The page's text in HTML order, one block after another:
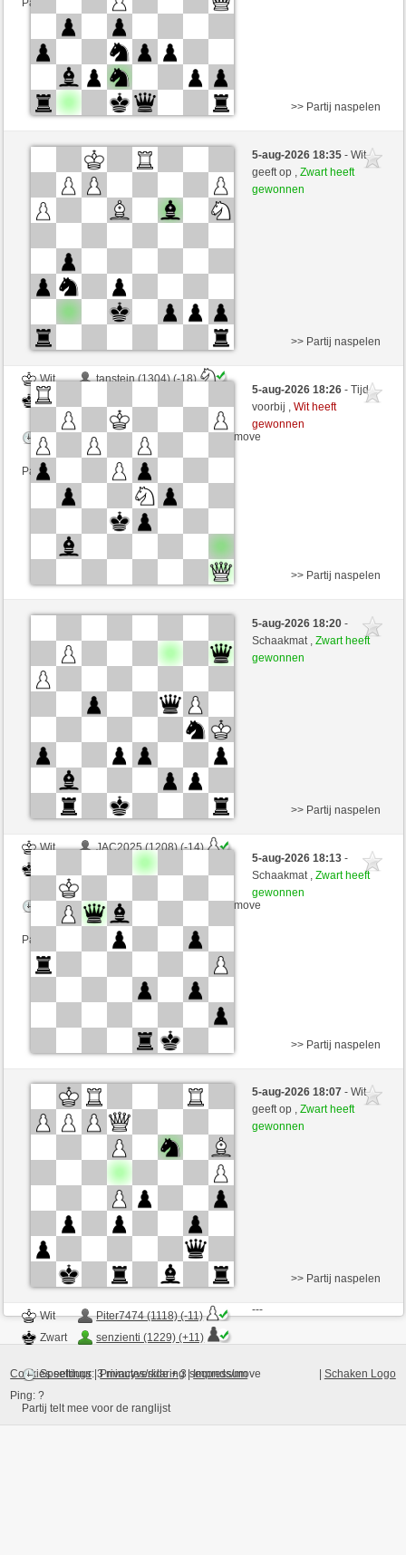
Partij telt mee voor de ranglijst
Wit
Richard007p (1170) (-12)
senzienti (1268) (+12)
Speelduur: 3 minutes/side + 3 seconds/move
>> Partij naspelen
5-aug-2026 18:35- Wit
geeft op ,Zwart heeft
gewonnen
Wit
tanstein (1304) (-18)
Zwart
Speelduur: 3 minutes/side + 3 seconds/move
Partij telt mee voor de ranglijst
>> Partij naspelen
5-aug-2026 18:26- Tijd
voorbij ,Wit heeft
gewonnen
Wit
thilo400 (1214) (+19)
Speelduur: 3 minutes/side + 3 seconds/move
Partij telt mee voor de ranglijst
>> Partij naspelen
5-aug-2026 18:20-
Schaakmat ,Zwart heeft
gewonnen
Wit
JAC2025 (1208) (-14)
senzienti (1255) (+14)
Speelduur: 3 minutes/side + 3 seconds/move
Partij telt mee voor de ranglijst
>> Partij naspelen
5-aug-2026 18:13-
Schaakmat ,Zwart heeft
gewonnen
Wit
JAC2025 (1223) (-15)
Zwart
senzienti (1240) (+15)
Speelduur: 3 minutes/side + 3 seconds/move
>> Partij naspelen
5-aug-2026 18:07- Wit
geeft op ,Zwart heeft
gewonnen
Wit
Piter7474 (1118) (-11)
Zwart
senzienti (1229) (+11)
Speelduur: 3 minutes/side + 3 seconds/move
Partij telt mee voor de ranglijst
>> Partij naspelen
Ping:?